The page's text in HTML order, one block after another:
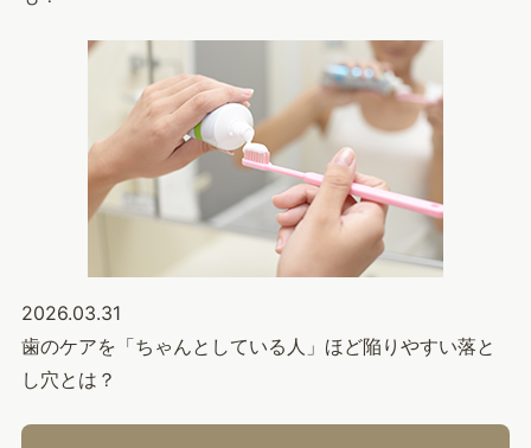
2026.03.31
歯のケアを「ちゃんとしている人」ほど陥りやすい落と
し穴とは？